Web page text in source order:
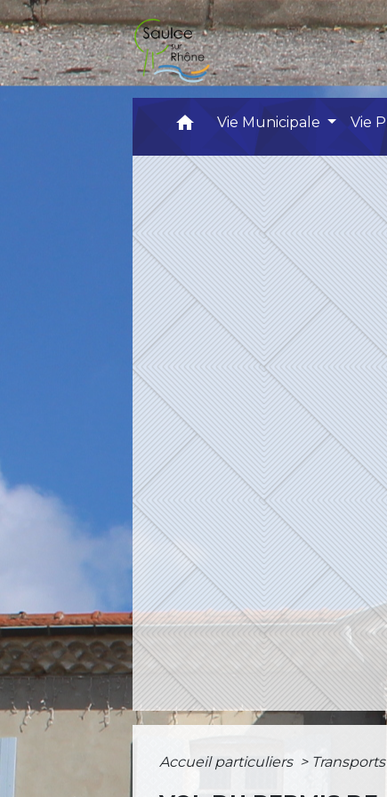
home Vie Municipale Vie
Accueil particuliers >